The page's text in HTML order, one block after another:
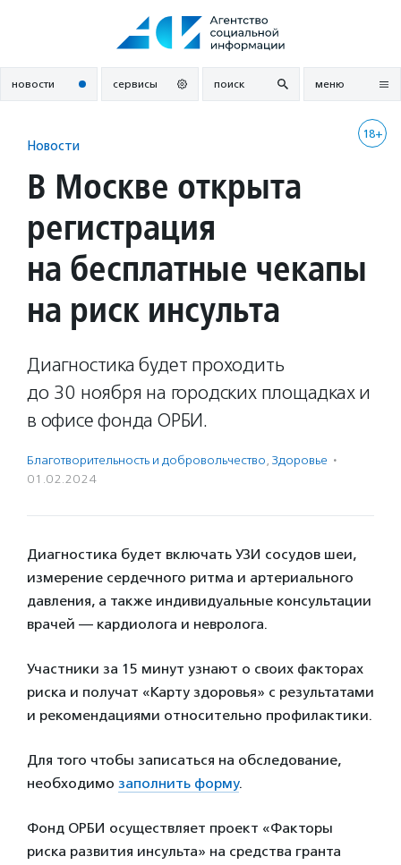
новости сервисы поиск меню
18+
Новости
В Москве открыта
регистрация
на бесплатные чекапы
на риск инсульта
Диагностика будет проходить
до 30 ноября на городских площадках и
в офисе фонда ОРБИ.
Благотвори­тель­ность и доброволь­чест­во, Здоровье ·
01.02.2024
Диагностика будет включать УЗИ сосудов шеи,
измерение сердечного ритма и артериального
давления, а также индивидуальные консультации
врачей — кардиолога и невролога.
Участники за 15 минут узнают о своих факторах
риска и получат «Карту здоровья» с результатами
и рекомендациями относительно профилактики.
Для того чтобы записаться на обследование,
необходимо заполнить форму.
Фонд ОРБИ осуществляет проект «Факторы
риска развития инсульта» на средства гранта